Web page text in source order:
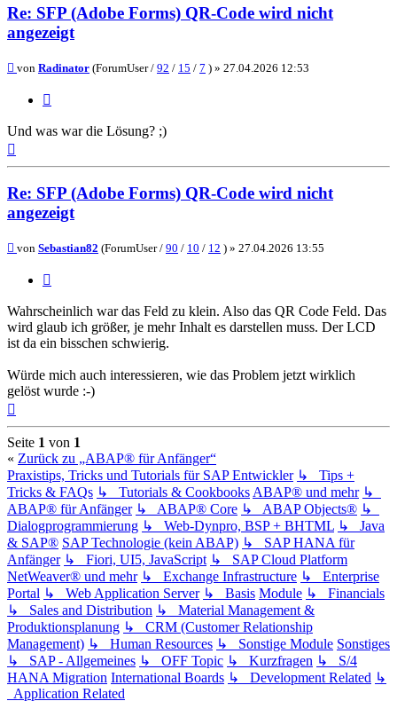
Re: SFP (Adobe Forms) QR-Code wird nicht
angezeigt
Beitrag
von Radinator (ForumUser / 92 / 15 / 7 ) » 27.04.2026 12:53
Und was war die Lösung? ;)
Re: SFP (Adobe Forms) QR-Code wird nicht
angezeigt
Beitrag
von Sebastian82 (ForumUser / 90 / 10 / 12 ) » 27.04.2026 13:55
Wahrscheinlich war das Feld zu klein. Also das QR Code Feld. Das
wird glaub ich größer, je mehr Inhalt es darstellen muss. Der LCD
ist da ein bisschen schwierig.
Würde mich auch interessieren, wie das Problem jetzt wirklich
gelöst wurde :-)
Seite 1 von 1
« Zurück zu „ABAP® für Anfänger“
Praxistips, Tricks und Tutorials für SAP Entwickler ↳ Tips +
Tricks & FAQs ↳ Tutorials & Cookbooks ABAP® und mehr ↳
ABAP® für Anfänger ↳ ABAP® Core ↳ ABAP Objects® ↳
Dialogprogrammierung ↳ Web-Dynpro, BSP + BHTML ↳ Java
& SAP® SAP Technologie (kein ABAP) ↳ SAP HANA für
Anfänger ↳ Fiori, UI5, JavaScript ↳ SAP Cloud Platform
NetWeaver® und mehr ↳ Exchange Infrastructure ↳ Enterprise
Portal ↳ Web Application Server ↳ Basis Module ↳ Financials
↳ Sales and Distribution ↳ Material Management &
Produktionsplanung ↳ CRM (Customer Relationship
Management) ↳ Human Resources ↳ Sonstige Module Sonstiges
↳ SAP - Allgemeines ↳ OFF Topic ↳ Kurzfragen ↳ S/4
HANA Migration International Boards ↳ Development Related ↳
Application Related